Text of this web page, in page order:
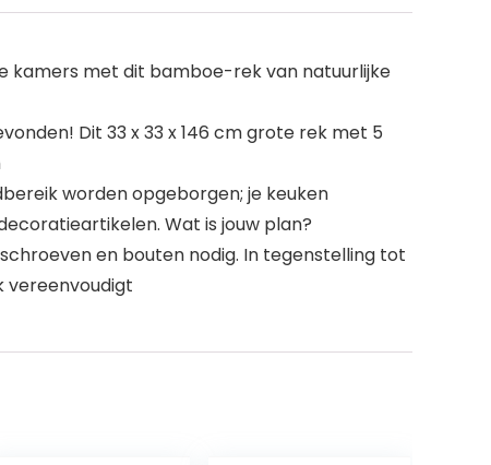
kamers met dit bamboe-rek van natuurlijke
Dit 33 x 33 x 146 cm grote rek met 5
worden opgeborgen; je keuken
Wat is jouw plan?
en bouten nodig. In tegenstelling tot
vereenvoudigt